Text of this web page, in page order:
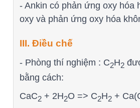
- Ankin có phản ứng oxy hóa
oxy và phản ứng oxy hóa
III. Điều chế
- Phòng thí nghiệm : C2H2
bằng cách:
CaC2+ 2H2O => C2H2+